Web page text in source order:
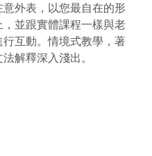
外表，以您最自在的形
並跟實體課程一樣與老
行互動。情境式教學，著
解釋深入淺出。